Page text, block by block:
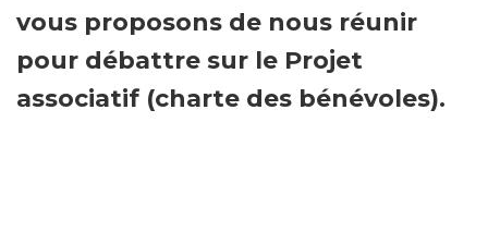
vous proposons de nous réunir
pour débattre sur le Projet
associatif (charte des bénévoles).